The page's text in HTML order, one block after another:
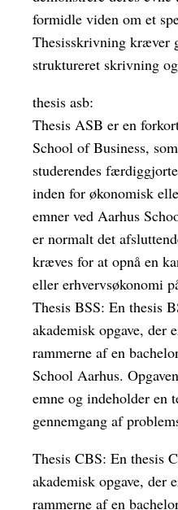
formidle viden om et
Thesisskrivning kræver
struktureret skrivning
thesis asb:
Thesis ASB er en
School of Business,
studerendes
inden for økonomisk
emner ved Aarhus
er normalt det
kræves for at opnå en
eller erhvervsøkonomi
Thesis BSS: En thesis
akademisk opgave, der
rammerne af en
School Aarhus.
emne og indeholder en
gennemgang af
Thesis CBS: En thesis
akademisk opgave, der
rammerne af en